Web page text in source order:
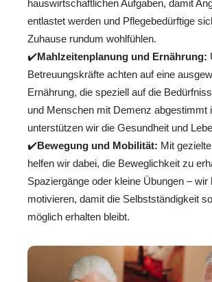
hauswirtschaftlichen Aufgaben, damit
entlastet werden und Pflegebedürftige
Zuhause rundum wohlfühlen.
✔️Mahlzeitenplanung und Ernährung:
Betreuungskräfte achten auf eine
Ernährung, die speziell auf die
und Menschen mit Demenz abgestimmt
unterstützen wir die Gesundheit und
✔️Bewegung und Mobilität: Mit
helfen wir dabei, die Beweglichkeit zu
Spaziergänge oder kleine Übungen – wir
motivieren, damit die Selbstständigkeit
möglich erhalten bleibt.